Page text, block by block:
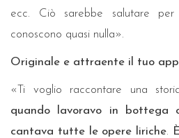
ecc. Ciò sarebbe salutare
conoscono quasi nulla».
Originale e attraente il tuo
«Ti voglio raccontare una
quando lavoravo in bottega
cantava tutte le opere liriche.